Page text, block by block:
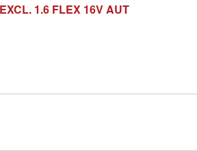
1.6 FLEX 16V AUT